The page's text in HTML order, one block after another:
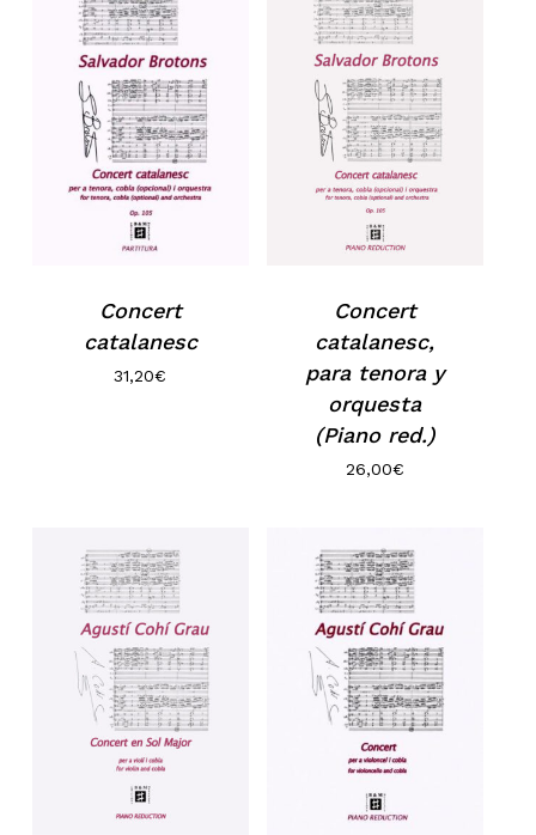
Concert
catalanesc
31,20€
Concert
catalanesc,
para tenora y
orquesta
(Piano red.)
26,00€